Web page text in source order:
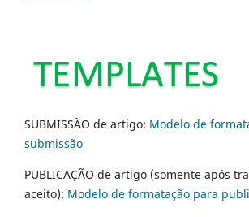
SUBMISSÃO de artigo: Modelo de
submissão
PUBLICAÇÃO de artigo (somente após
aceito): Modelo de formatação para